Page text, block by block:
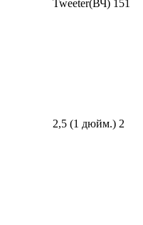
Tweeter(ВЧ) 151
2,5 (1 дюйм.) 2